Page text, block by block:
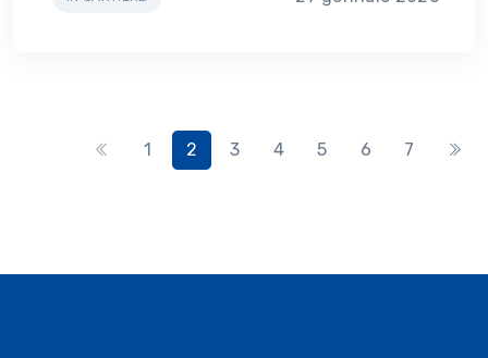
1 2 3 4 5 6 7